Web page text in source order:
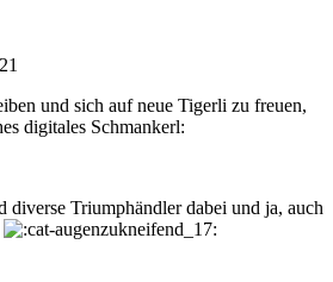
und sich auf neue Tigerli zu freuen,
digitales Schmankerl:
diverse Triumphändler dabei und ja, auch